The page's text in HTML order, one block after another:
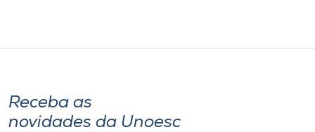
A+
Receba as
novidades da Unoesc